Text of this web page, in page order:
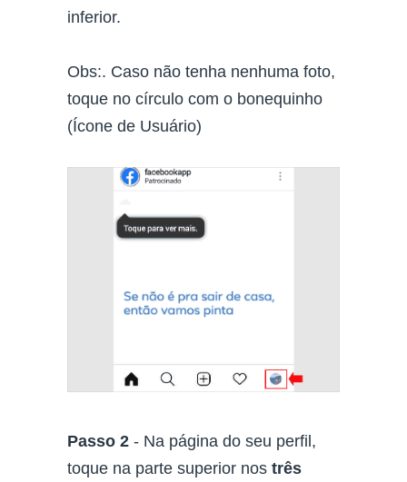
inferior.
Obs:. Caso não tenha nenhuma foto,
toque no círculo com o bonequinho
(Ícone de Usuário)
Passo 2 - Na página do seu perfil,
toque na parte superior nos três